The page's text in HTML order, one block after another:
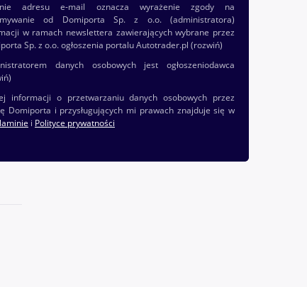
adresu e-mail oznacza wyrażenie zgody na
od Domiporta Sp. z o.o. (administratora)
w ramach newslettera zawierających wybrane przez
Sp. z o.o. ogłoszenia portalu Autotrader.pl (rozwiń)
danych osobowych jest ogłoszeniodawca
informacji o przetwarzaniu danych osobowych przez
Domiporta i przysługujących mi prawach znajduje się w
i Polityce prywatności